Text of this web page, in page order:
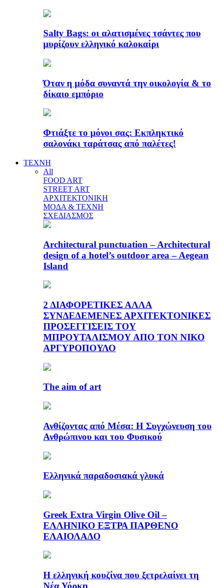
Salty Bags: οι αλατισμένες τσάντες που
μυρίζουν ελληνικό καλοκαίρι
Όταν η μόδα συναντά την οικολογία & το
δίκαιο εμπόριο
Φτιάξτε το μόνοι σας: Εκπληκτικό
σαλονάκι ταράτσας από παλέτες!
ΤΕΧΝΗ
All
FOOD ART
STREET ART
ΑΡΧΙΤΕΚΤΟΝΙΚΗ
ΜΟΔΑ & ΤΕΧΝΗ
ΣΧΕΔΙΑΣΜΟΣ
Architectural punctuation – Architectural
design of a hotel’s outdoor area – Aegean
Island
2 ΔΙΑΦΟΡΕΤΙΚΕΣ ΑΛΛΑ
ΣΥΝΔΕΔΕΜΕΝΕΣ ΑΡΧΙΤΕΚΤΟΝΙΚΕΣ
ΠΡΟΣΕΓΓΙΣΕΙΣ ΤΟΥ
ΜΠΡΟΥΤΑΛΙΣΜΟΥ ΑΠΟ ΤΟΝ ΝΙΚΟ
ΑΡΓΥΡΟΠΟΥΛΟ
The aim of art
Ανθίζοντας από Μέσα: Η Συγχώνευση του
Ανθρώπινου και του Φυσικού
Ελληνικά παραδοσιακά γλυκά
Greek Extra Virgin Olive Oil –
ΕΛΛΗΝΙΚΟ ΕΞΤΡΑ ΠΑΡΘΕΝΟ
ΕΛΑΙΟΛΑΔΟ
Η ελληνική κουζίνα που ξετρελαίνει τη
Νέα Υόρκη